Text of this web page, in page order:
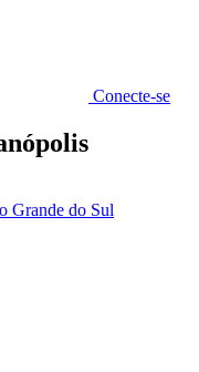
Conecte-se
Grande do Sul